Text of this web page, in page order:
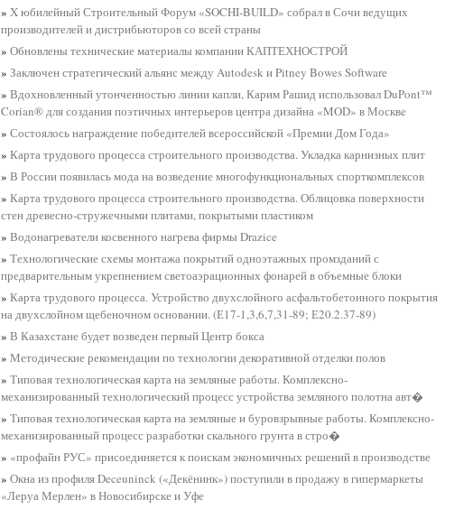
» X юбилейный Строительный Форум «SOCHI-BUILD» собрал в Сочи ведущих
производителей и дистрибьюторов со всей страны
» Обновлены технические материалы компании КАПТЕХНОСТРОЙ
» Заключен стратегический альянс между Autodesk и Pitney Bowes Software
» Вдохновленный утонченностью линии капли, Карим Рашид использовал DuPont™
Corian® для создания поэтичных интерьеров центра дизайна «MOD» в Москвe
» Состоялось награждение победителей всероссийской «Премии Дом Года»
» Карта трудового процесса строительного производства. Укладка карнизных плит
» В России появилась мода на возведение многофункциональных спорткомплексов
» Карта трудового процесса строительного производства. Облицовка поверхности
стен древесно-стружечными плитами, покрытыми пластиком
» Водонагреватели косвенного нагрева фирмы Drazice
» Технологические схемы монтажа покрытий одноэтажных промзданий с
предварительным укрепнением светоаэрационных фонарей в объемные блоки
» Карта трудового процесса. Устройство двухслойного асфальтобетонного покрытия
на двухслойном щебеночном основании. (Е17-1,3,6,7,31-89; Е20.2.37-89)
» В Казахстане будет возведен первый Центр бокса
» Методические рекомендации по технологии декоративной отделки полов
» Типовая технологическая карта на земляные работы. Комплексно-
механизированный технологический процесс устройства земляного полотна авт�
» Типовая технологическая карта на земляные и буровзрывные работы. Комплексно-
механизированный процесс разработки скального грунта в стро�
» «профайн РУС» присоединяется к поискам экономичных решений в производстве
» Окна из профиля Deceuninck («Декёнинк») поступили в продажу в гипермаркеты
«Леруа Мерлен» в Новосибирске и Уфе